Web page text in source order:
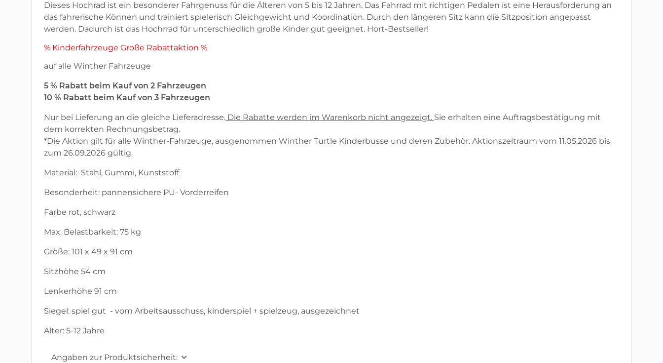
Dieses Hochrad ist ein besonderer Fahrgenuss für die Älteren von 5 bis 12 Jahren. Das Fahrrad mit richtigen Pedalen ist eine Herausforderung an
das fahrerische Können und trainiert spielerisch Gleichgewicht und Koordination. Durch den längeren Sitz kann die Sitzposition angepasst
werden. Dadurch ist das Hochrrad für unterschiedlich große Kinder gut geeignet. Hort-Bestseller!
% Kinderfahrzeuge Große Rabattaktion %
auf alle Winther Fahrzeuge
5 % Rabatt beim Kauf von 2 Fahrzeugen
10 % Rabatt beim Kauf von 3 Fahrzeugen
Nur bei Lieferung an die gleiche Lieferadresse. Die Rabatte werden im Warenkorb nicht angezeigt. Sie erhalten eine Auftragsbestätigung mit
dem korrekten Rechnungsbetrag.
*Die Aktion gilt für alle Winther-Fahrzeuge, ausgenommen Winther Turtle Kinderbusse und deren Zubehör. Aktionszeitraum vom 11.05.2026 bis
zum 26.09.2026 gültig.
Material: Stahl, Gummi, Kunststoff
Besonderheit: pannensichere PU- Vorderreifen
Farbe rot, schwarz
Max. Belastbarkeit: 75 kg
Größe: 101 x 49 x 91 cm
Sitzhöhe 54 cm
Lenkerhöhe 91 cm
Siegel: spiel gut - vom Arbeitsausschuss, kinderspiel + spielzeug, ausgezeichnet
Alter: 5-12 Jahre
Angaben zur Produktsicherheit: